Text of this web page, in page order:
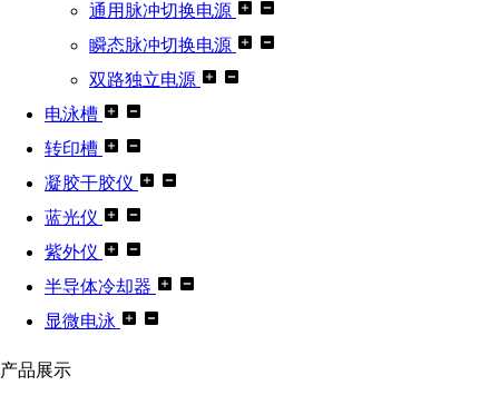
通用脉冲切换电源
瞬态脉冲切换电源
双路独立电源
电泳槽
转印槽
凝胶干胶仪
蓝光仪
紫外仪
半导体冷却器
显微电泳
产品展示